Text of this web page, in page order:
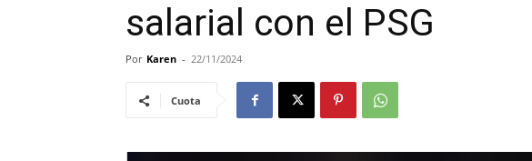
salarial con el PSG
Por Karen - 22/11/2024
Cuota